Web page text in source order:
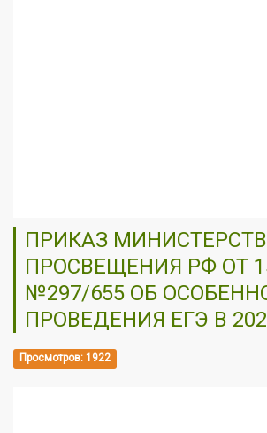
ПРИКАЗ
ПРОСВЕЩЕНИЯ РФ ОТ
№297/655 ОБ
ПРОВЕДЕНИЯ ЕГЭ В
Просмотров: 1922